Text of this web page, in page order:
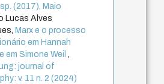
(2017), Maio
Lucas Alves
Marx e o processo
em Hannah
em Simone Weil,
journal of
v. 11 n. 2 (2024)